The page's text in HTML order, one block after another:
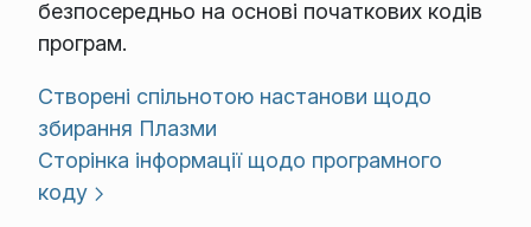
безпосередньо на основі початкових кодів
програм.
Створені спільнотою настанови щодо
збирання Плазми
Сторінка інформації щодо програмного
коду